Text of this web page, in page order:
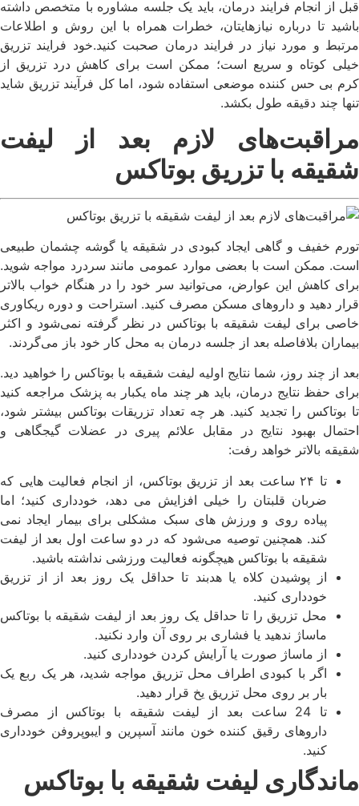
قبل از انجام فرایند درمان، باید یک جلسه مشاوره با متخصص داشته
باشید تا درباره نیازهایتان، خطرات همراه با این روش و اطلاعات
مرتبط و مورد نیاز در فرایند درمان صحبت کنید.خود فرایند تزریق
خیلی کوتاه و سریع است؛ ممکن است برای کاهش درد تزریق از
کرم بی حس کننده موضعی استفاده شود، اما کل فرآیند تزریق شاید
تنها چند دقیقه طول بکشد.
مراقبت‌های لازم بعد از لیفت
شقیقه با تزریق بوتاکس
تورم خفیف و گاهی ایجاد کبودی در شقیقه یا گوشه چشمان طبیعی
است. ممکن است با بعضی موارد عمومی مانند سردرد مواجه شوید.
برای کاهش این عوارض، می‌توانید سر خود را در هنگام خواب بالاتر
قرار دهید و داروهای مسکن مصرف کنید. استراحت و دوره ریکاوری
خاصی برای لیفت شقیقه با بوتاکس در نظر گرفته نمی‌شود و اکثر
بیماران بلافاصله بعد از جلسه درمان به محل کار خود باز می‌گردند.
بعد از چند روز، شما نتایج اولیه لیفت شقیقه با بوتاکس را خواهید دید.
برای حفظ نتایج درمان، باید هر چند ماه یکبار به پزشک مراجعه کنید
تا بوتاکس را تجدید کنید. هر چه تعداد تزریقات بوتاکس بیشتر شود،
احتمال بهبود نتایج در مقابل علائم پیری در عضلات گیجگاهی و
شقیقه بالاتر خواهد رفت:
تا ۲۴ ساعت بعد از تزریق بوتاکس، از انجام فعالیت هایی که
ضربان قلبتان را خیلی افزایش می دهد، خودداری کنید؛ اما
پیاده روی و ورزش های سبک مشکلی برای بیمار ایجاد نمی
کند. همچنین توصیه می‌شود که در دو ساعت اول بعد از لیفت
شقیقه با بوتاکس هیچگونه فعالیت ورزشی نداشته باشید.
از پوشیدن کلاه یا هدبند تا حداقل یک روز بعد از از تزریق
خودداری کنید.
محل تزریق را تا حداقل یک روز بعد از لیفت شقیقه با بوتاکس
ماساژ ندهید یا فشاری بر روی آن وارد نکنید.
از ماساژ صورت یا آرایش کردن خودداری کنید.
اگر با کبودی اطراف محل تزریق مواجه شدید، هر یک ربع یک
بار بر روی محل تزریق یخ قرار دهید.
تا 24 ساعت بعد از لیفت شقیقه با بوتاکس از مصرف
دارو‌های رقیق کننده خون مانند آسپرین و ایبوپروفن خودداری
کنید.
ماندگاری لیفت شقیقه با بوتاکس